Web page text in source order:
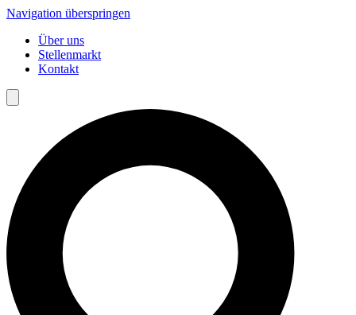
Navigation überspringen
Über uns
Stellenmarkt
Kontakt